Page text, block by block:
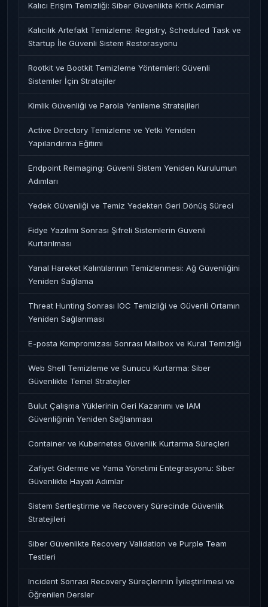
Kalıcı Erişim Temizliği: Siber Güvenlikte Kritik Adımlar
Kalıcılık Artefakt Temizleme: Registry, Scheduled Task ve
Startup İle Güvenli Sistem Restorasyonu
Rootkit ve Bootkit Temizleme Yöntemleri: Güvenli
Sistemler İçin Stratejiler
Kimlik Güvenliği ve Parola Yenileme Stratejileri
Active Directory Temizleme ve Yetki Yeniden
Yapılandırma Eğitimi
Endpoint Reimaging: Güvenli Sistem Yeniden Kurulumun
Adımları
Yedek Güvenliği ve Temiz Yedekten Geri Dönüş Süreci
Fidye Yazılımı Sonrası Şifreli Sistemlerin Güvenli
Kurtarılması
Yanal Hareket Kalıntılarının Temizlenmesi: Ağ Güvenliğini
Yeniden Sağlama
Threat Hunting Sonrası IOC Temizliği ve Güvenli Ortamın
Yeniden Sağlanması
E-posta Kompromizası Sonrası Mailbox ve Kural Temizliği
Web Shell Temizleme ve Sunucu Kurtarma: Siber
Güvenlikte Temel Stratejiler
Bulut Çalışma Yüklerinin Geri Kazanımı ve IAM
Güvenliğinin Yeniden Sağlanması
Container ve Kubernetes Güvenlik Kurtarma Süreçleri
Zafiyet Giderme ve Yama Yönetimi Entegrasyonu: Siber
Güvenlikte Hayati Adımlar
Sistem Sertleştirme ve Recovery Sürecinde Güvenlik
Stratejileri
Siber Güvenlikte Recovery Validation ve Purple Team
Testleri
Incident Sonrası Recovery Süreçlerinin İyileştirilmesi ve
Öğrenilen Dersler